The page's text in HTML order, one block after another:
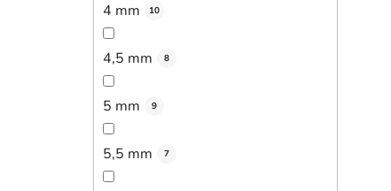
4 mm 10
4,5 mm 8
5 mm 9
5,5 mm 7